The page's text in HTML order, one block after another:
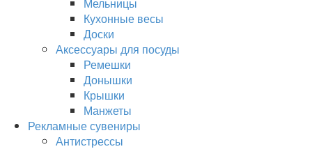
Кухонные весы
Доски
Аксессуары для посуды
Ремешки
Донышки
Крышки
Манжеты
Рекламные сувениры
Антистрессы